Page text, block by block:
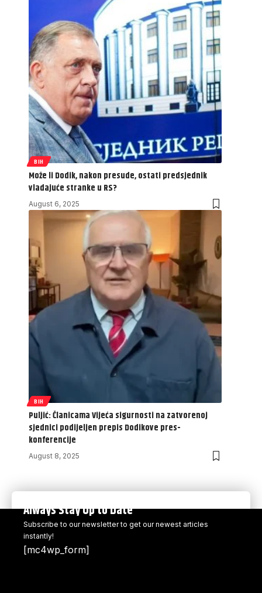
BIH
Može li Dodik, nakon presude, ostati predsjednik
vladajuće stranke u RS?
August 6, 2025
BIH
Puljić: Članicama Vijeća sigurnosti na zatvorenoj
sjednici podijeljen prepis Dodikove pres-
konferencije
August 8, 2025
Always Stay Up to Date
Subscribe to our newsletter to get our newest articles
instantly!
[mc4wp_form]